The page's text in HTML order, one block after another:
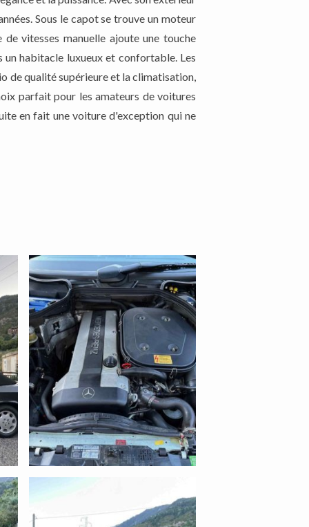
Sous le capot se trouve un moteur
vitesses manuelle ajoute une touche
habitacle luxueux et confortable. Les
de qualité supérieure et la climatisation,
parfait pour les amateurs de voitures
en fait une voiture d'exception qui ne